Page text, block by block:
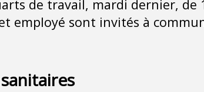
de travail, mardi dernier, de
employé sont invités à